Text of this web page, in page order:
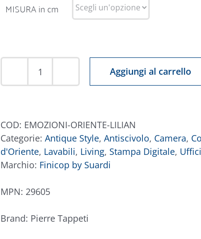
MISURA in cm
Tappeto
quantità
Aggiungi al carrello
COD: EMOZIONI-ORIENTE-LILIAN
Categorie: Antique Style, Antiscivolo, Camera,
d'Oriente, Lavabili, Living, Stampa Digitale,
Marchio: Finicop by Suardi
MPN: 29605
Brand: Pierre Tappeti